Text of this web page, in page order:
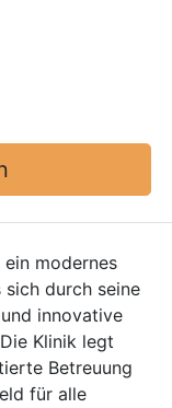
modernes
sich durch seine
innovative
Klinik legt
Betreuung
für alle